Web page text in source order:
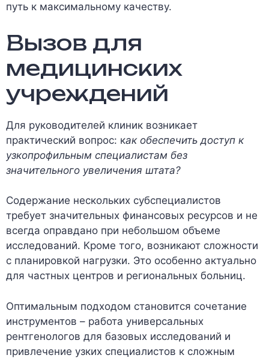
путь к максимальному качеству.
Вызов для
медицинских
учреждений
Для руководителей клиник возникает
практический вопрос: как обеспечить доступ к
узкопрофильным специалистам без
значительного увеличения штата?
Содержание нескольких субспециалистов
требует значительных финансовых ресурсов и не
всегда оправдано при небольшом объеме
исследований. Кроме того, возникают сложности
с планировкой нагрузки. Это особенно актуально
для частных центров и региональных больниц.
Оптимальным подходом становится сочетание
инструментов – работа универсальных
рентгенологов для базовых исследований и
привлечение узких специалистов к сложным